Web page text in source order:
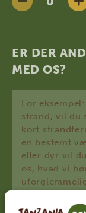
ER DER
MED OS?